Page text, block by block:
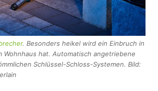
. Besonders heikel wird ein Einbruch in
hat. Automatisch angetriebene
Schlüssel-Schloss-Systemen. Bild: